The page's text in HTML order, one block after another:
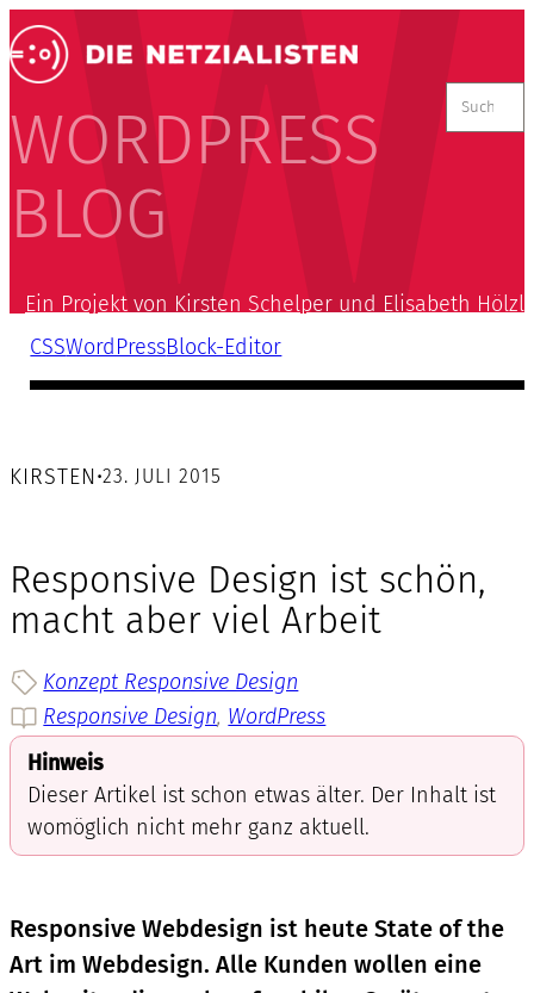
WORDPRESS
BLOG
nach:
Ein Projekt von Kirsten Schelper und Elisabeth Hölzl
CSSWordPressBlock-Editor
KIRSTEN•23. JULI 2015
Responsive Design ist schön,
macht aber viel Arbeit
Konzept Responsive Design
Responsive Design, WordPress
Hinweis
Dieser Artikel ist schon etwas älter. Der Inhalt ist
womöglich nicht mehr ganz aktuell.
Responsive Webdesign ist heute State of the
Art im Webdesign. Alle Kunden wollen eine